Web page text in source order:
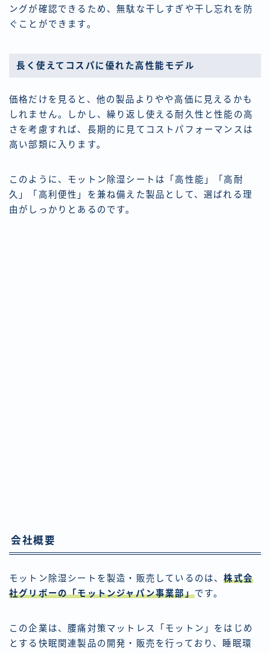
ングが確認できるため、無駄な干しすぎや干し忘れを防
ぐことができます。
長く使えてコスパに優れた高性能モデル
価格だけを見ると、他の製品よりやや高価に見えるかも
しれません。しかし、繰り返し使える耐久性と性能の高
さを考慮すれば、長期的に見てコストパフォーマンスは
高い部類に入ります。
このように、モットン除湿シートは「高性能」「高耐
久」「高利便性」を兼ね備えた製品として、選ばれる理
由がしっかりとあるのです。
会社概要
モットン除湿シートを製造・販売しているのは、株式会
社グリボーの「モットンジャパン事業部」です。
この企業は、腰痛対策マットレス「モットン」をはじめ
とする快眠関連製品の開発・販売を行っており、睡眠環